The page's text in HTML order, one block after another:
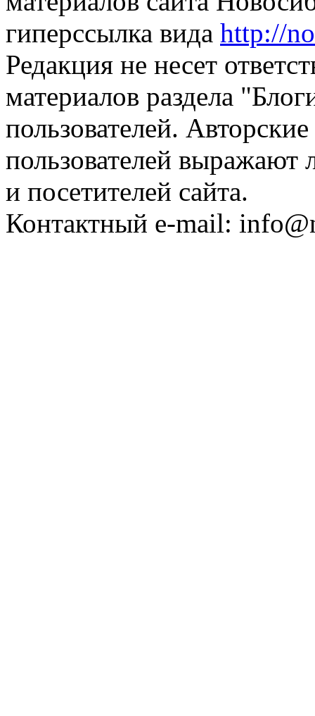
гиперссылка вида http://
Редакция не несет
материалов раздела
пользователей.
пользователей выражают
и посетителей сайта.
Контактный e-mail: